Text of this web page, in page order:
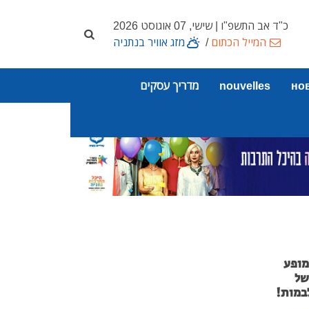
כ"ד אב התשפ"ו | שישי, 07 אוגוסט 2026
המייל הכתום/ מזג אוויר בנתניה
nouvelles מדריך עסקים